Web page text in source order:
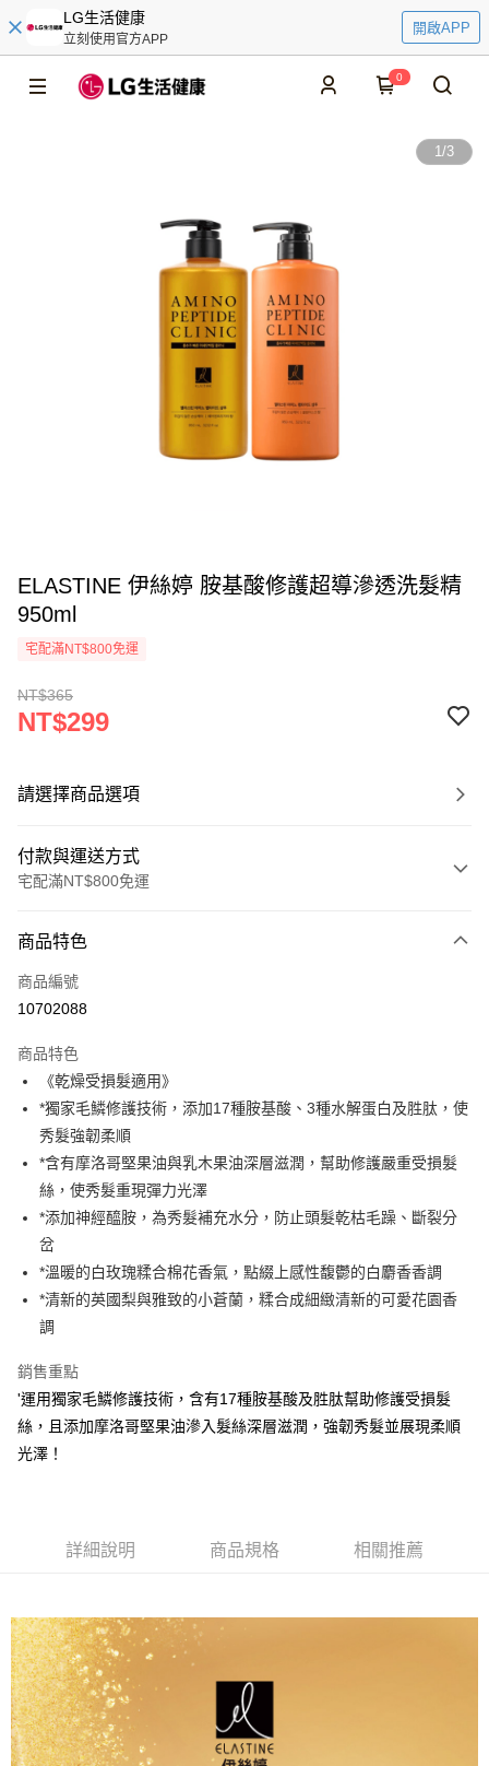
LG生活健康
立刻使用官方APP
開啟APP
0
1/3
ELASTINE 伊絲婷 胺基酸修護超導滲透洗髮精
950ml
宅配滿NT$800免運
NT$365
NT$299
請選擇商品選項
付款與運送方式
宅配滿NT$800免運
信用卡一次付款
LINE Pay
悠遊付
AFTEE先享後付
相關說明
【關於「AFTEE先享後付」】
AFTEE先享後付是「在收到商品之後才付款」的支付方式。 讓您購物簡單
便利好安心！
１．簡單：不需註冊會員、不需綁卡、不需儲值。
２．便利：只要手機號碼，簡訊認證，即可結帳。
３．安心：先確認商品／服務後，再付款。
【「AFTEE先享後付」結帳流程】
１．於結帳方式選擇「AFTEE先享後付」後，將跳轉至「AFTEE先享後付」
２．訂單成立數日內，您將收到繳費通知簡訊。
３．收到繳費通知簡訊後14天內，點擊此簡訊中的連結，可透過四大超商／
ATM／網路銀行／等多元方式進行付款，方視為交易完成。
※ 請注意：結帳手續完成當下不需立刻繳費，但若您需要取消訂單，請聯絡
購買商品的店家。未經商家同意取消之訂單仍視為有效，需透過AFTEE先享
後付繳納相關費用。
【注意事項】
權轉讓予恩沛科技股份有限公司。
２．關於個人資料處理事宜，請瀏覽以下網址：
https://aftee.tw/terms/#terms3
３．未成年的使用者請事先徵得法定代理人或監護人之同意方可使用
「AFTEE先享後付」，若未經同意申辦者引起之損失，本公司不負相關責
任。
４．使用「AFTEE先享後付」時，將依據個別帳號之用戶狀況，依本公司即
時審查核予不同之上限額度；若仍有額度不足之情形，本公司將視審查結果
ATM付款
運送方式
宅配
每筆NT$85，滿NT$800(含以上)免運費
商品特色
商品編號
10702088
商品特色
《乾燥受損髮適用》
*獨家毛鱗修護技術，添加17種胺基酸、3種水解蛋白及胜肽，使
秀髮強韌柔順
*含有摩洛哥堅果油與乳木果油深層滋潤，幫助修護嚴重受損髮
絲，使秀髮重現彈力光澤
*添加神經醯胺，為秀髮補充水分，防止頭髮乾枯毛躁、斷裂分
岔
*溫暖的白玫瑰糅合棉花香氣，點綴上感性馥鬱的白麝香香調
*清新的英國梨與雅致的小蒼蘭，糅合成細緻清新的可愛花園香
調
銷售重點
'運用獨家毛鱗修護技術，含有17種胺基酸及胜肽幫助修護受損髮
絲，且添加摩洛哥堅果油滲入髮絲深層滋潤，強韌秀髮並展現柔順
光澤！
詳細說明 商品規格 相關推薦